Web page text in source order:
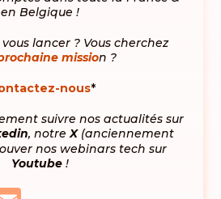
en Belgique !
lancer ? Vous cherchez
mission ?
nous*
suivre nos actualités sur
, notreX (anciennement
nos webinars tech sur
Youtube !